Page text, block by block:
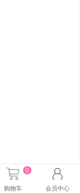

购物车
0 
会员中心